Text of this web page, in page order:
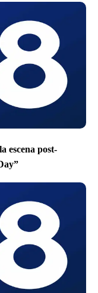
escena post-